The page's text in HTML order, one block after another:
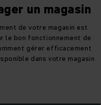
est
de
magasin